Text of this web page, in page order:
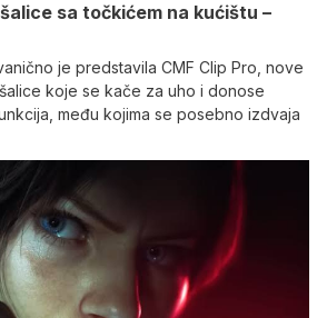
sa točkićem na kućištu –
je predstavila CMF Clip Pro, nove
koje se kače za uho i donose
među kojima se posebno izdvaja